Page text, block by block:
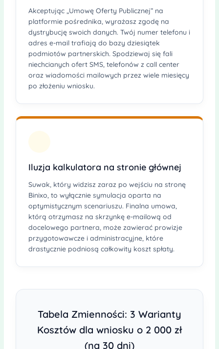
Akceptując „Umowę Oferty Publicznej” na
platformie pośrednika, wyrażasz zgodę na
dystrybucję swoich danych. Twój numer telefonu i
adres e-mail trafiają do bazy dziesiątek
podmiotów partnerskich. Spodziewaj się fali
niechcianych ofert SMS, telefonów z call center
oraz wiadomości mailowych przez wiele miesięcy
po złożeniu wniosku.
Iluzja kalkulatora na stronie głównej
Suwak, który widzisz zaraz po wejściu na stronę
Binixo, to wyłącznie symulacja oparta na
optymistycznym scenariuszu. Finalna umowa,
którą otrzymasz na skrzynkę e-mailową od
docelowego partnera, może zawierać prowizje
przygotowawcze i administracyjne, które
drastycznie podniosą całkowity koszt spłaty.
Tabela Zmienności: 3 Warianty
Kosztów dla wniosku o 2 000 zł
(na 30 dni)